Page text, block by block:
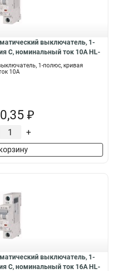
выключатель, 1-
C, номинальный ток 10А HL-
1-полюс, кривая
10А
₽
+
выключатель, 1-
C, номинальный ток 16А HL-